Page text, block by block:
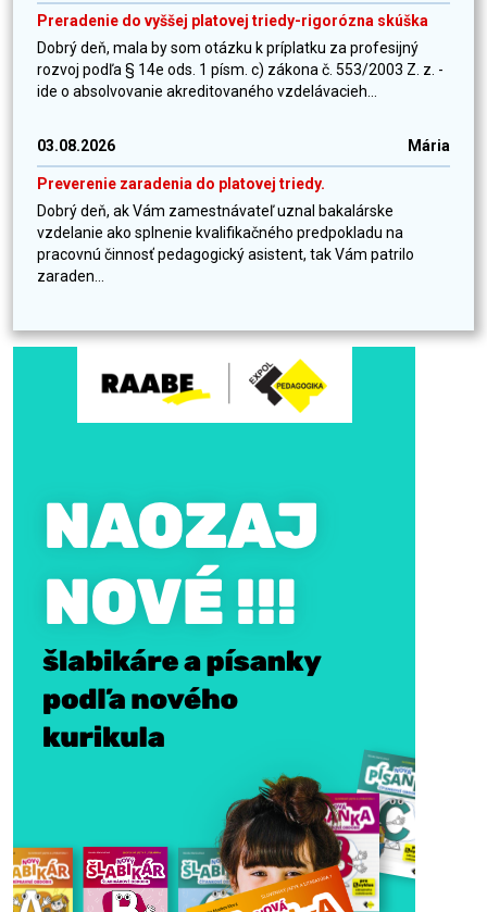
Preradenie do vyššej platovej triedy-rigorózna skúška
Dobrý deň, mala by som otázku k príplatku za profesijný
rozvoj podľa § 14e ods. 1 písm. c) zákona č. 553/2003 Z. z. -
ide o absolvovanie akreditovaného vzdelávacieh...
03.08.2026 Mária
Preverenie zaradenia do platovej triedy.
Dobrý deň, ak Vám zamestnávateľ uznal bakalárske
vzdelanie ako splnenie kvalifikačného predpokladu na
pracovnú činnosť pedagogický asistent, tak Vám patrilo
zaraden...